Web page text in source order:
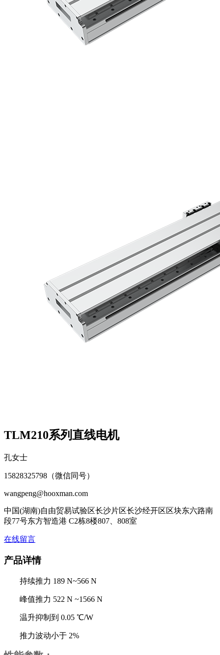
TLM210系列直线电机
孔女士
15828325798（微信同号）
wangpeng@hooxman.com
中国(湖南)自由贸易试验区长沙片区长沙经开区区块东六路南
段77号东方智造港 C2栋8楼807、808室
在线留言
产品详情
持续推力 189 N~566 N
峰值推力 522 N ~1566 N
温升抑制到 0.05 ℃/W
推力波动小于 2%